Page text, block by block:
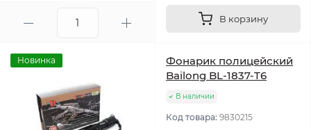
В корзину
Новинка
Фонарик полицейский
Bailong BL-1837-T6
В наличии
Код товара: 9830215